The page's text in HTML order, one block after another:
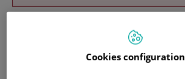
CARTERA DE SERVICIOS
INSTALACIONES, TÉCNICAS Y
Cookies configuration